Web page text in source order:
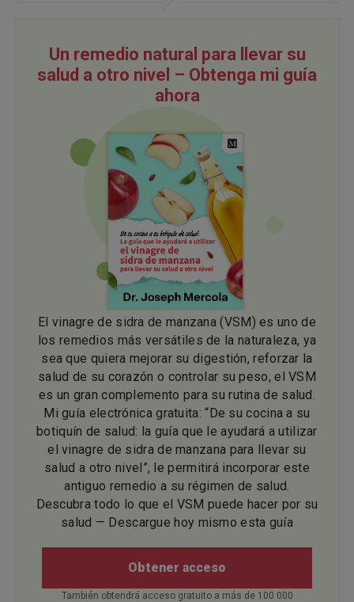
Un remedio natural para llevar su
salud a otro nivel – Obtenga mi guía
ahora
El vinagre de sidra de manzana (VSM) es uno de
los remedios más versátiles de la naturaleza, ya
sea que quiera mejorar su digestión, reforzar la
salud de su corazón o controlar su peso, el VSM
es un gran complemento para su rutina de salud.
Mi guía electrónica gratuita: “De su cocina a su
botiquín de salud: la guía que le ayudará a utilizar
el vinagre de sidra de manzana para llevar su
salud a otro nivel”, le permitirá incorporar este
antiguo remedio a su régimen de salud.
Descubra todo lo que el VSM puede hacer por su
salud — Descargue hoy mismo esta guía
Obtener acceso
También obtendrá acceso gratuito a más de 100 000